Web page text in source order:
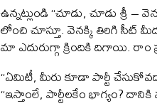
ఉన్నట్లుండి “చూడు, చూడు శ్రీ
లోంచి చూస్తూ. వెనక్కి తిరిగి సీట్
మా ఎదురుగ్గా క్రిందికి దిగాయి. రాం
“ఏమిటీ, మీరు కూడా పార్టీ
“ఇస్తాంలే, పార్టీలకేం భాగ్యం?